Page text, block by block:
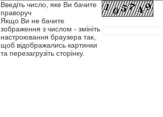
Введіть число, яке Ви бачите
праворуч
Якщо Ви не бачите
зображення з числом - змініть
настроювання браузера так,
щоб відображались картинки
та перезагрузіть сторінку.